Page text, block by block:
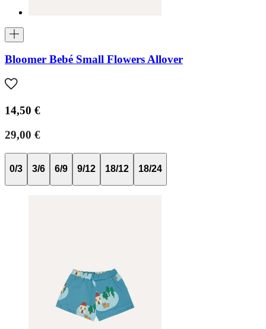
Bloomer Bebé Small Flowers Allover
14,50 €
29,00 €
0/3 3/6 6/9 9/12 18/12 18/24